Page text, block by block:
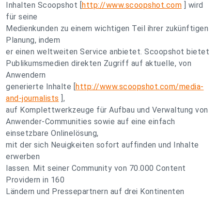
Inhalten Scoopshot [http://www.scoopshot.com ] wird
für seine
Medienkunden zu einem wichtigen Teil ihrer zukünftigen
Planung, indem
er einen weltweiten Service anbietet. Scoopshot bietet
Publikumsmedien direkten Zugriff auf aktuelle, von
Anwendern
generierte Inhalte [http://www.scoopshot.com/media-
and-journalists ],
auf Komplettwerkzeuge für Aufbau und Verwaltung von
Anwender-Communities sowie auf eine einfach
einsetzbare Onlinelösung,
mit der sich Neuigkeiten sofort auffinden und Inhalte
erwerben
lassen. Mit seiner Community von 70.000 Content
Providern in 160
Ländern und Pressepartnern auf drei Kontinenten